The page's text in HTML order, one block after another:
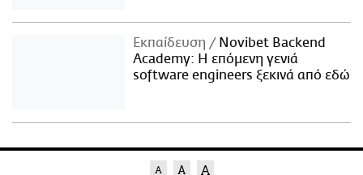
Εκπαίδευση
Novibet Backend
Academy: Η επόμενη γενιά
software engineers ξεκινά από εδώ